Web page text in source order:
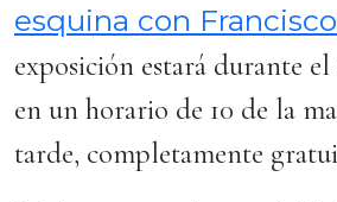
esquina con
exposición estará durante el
en un horario de 10 de la
tarde, completamente